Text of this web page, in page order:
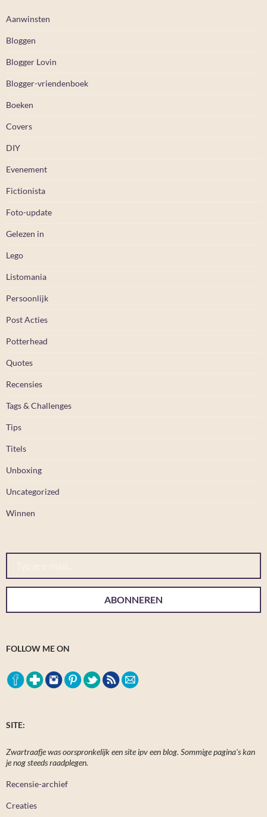
Aanwinsten
Bloggen
Blogger Lovin
Blogger-vriendenboek
Boeken
Covers
DIY
Evenement
Fictionista
Foto-update
Gelezen in
Lego
Listomania
Persoonlijk
Post Acties
Potterhead
Quotes
Recensies
Tags & Challenges
Tips
Titels
Unboxing
Uncategorized
Winnen
Typ je e-mail...
ABONNEREN
FOLLOW ME ON
SITE:
Zwartraafje was oorspronkelijk een site ipv een blog. Sommige pagina's kan
je nog steeds raadplegen.
Recensie-archief
Creaties